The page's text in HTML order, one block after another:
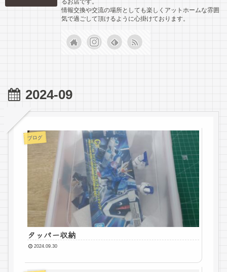
情報交換や交流の場所としても楽しくアットホームな雰囲
気で過ごして頂けるように心掛けております。
2024-09
ブログ
タッパー収納
2024.09.30